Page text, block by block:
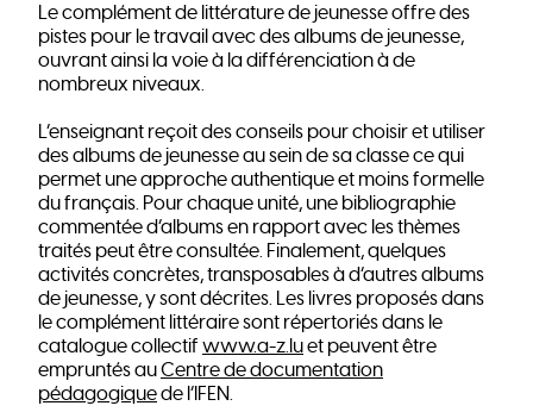
Le complément de littérature de jeunesse offre des
pistes pour le travail avec des albums de jeunesse,
ouvrant ainsi la voie à la différenciation à de
nombreux niveaux.
L’enseignant reçoit des conseils pour choisir et utiliser
des albums de jeunesse au sein de sa classe ce qui
permet une approche authentique et moins formelle
du français. Pour chaque unité, une bibliographie
commentée d’albums en rapport avec les thèmes
traités peut être consultée. Finalement, quelques
activités concrètes, transposables à d’autres albums
de jeunesse, y sont décrites. Les livres proposés dans
le complément littéraire sont répertoriés dans le
catalogue collectif www.a-z.luet peuvent être
empruntés auCentre de documentation
pédagogiquede l’IFEN.